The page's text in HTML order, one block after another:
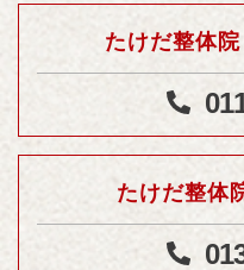
たけだ整体
たけだ整体